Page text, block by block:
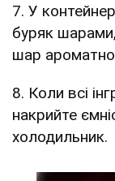
7. У
буряк
шар
8. Коли всі
накрийте
холодильник.